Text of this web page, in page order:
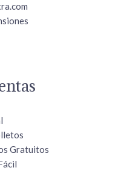
Gratuitos